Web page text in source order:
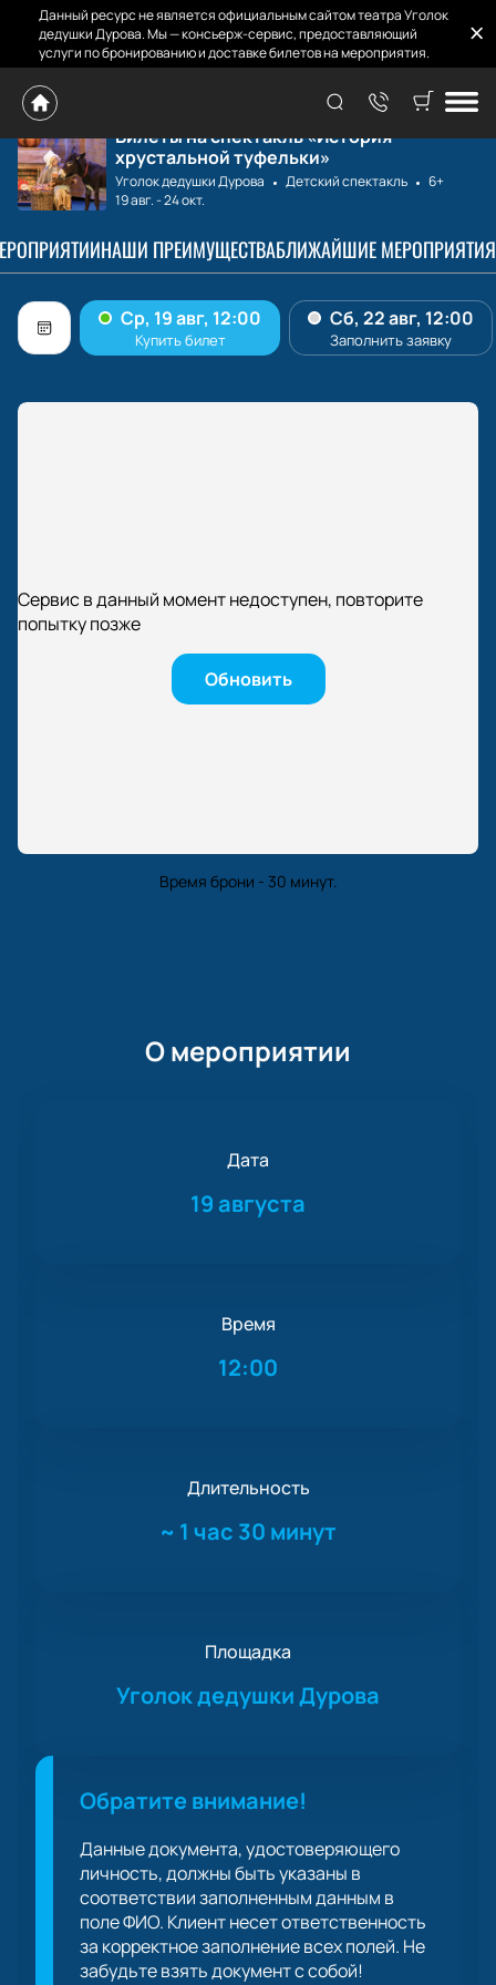
Данный ресурс не является официальным сайтом театра Уголок
дедушки Дурова. Мы — консьерж-сервис, предоставляющий
услуги по бронированию и доставке билетов на мероприятия.
Главная История хрусталь...
Билеты на спектакль «История
хрустальной туфельки»
Уголок дедушки Дурова Детский спектакль
6+
19 авг.-24 окт.
НАШИ ПРЕИМУЩЕСТВАБЛИЖАЙШИЕ МЕРОПРИЯТИЯ
Сервис в данный момент недоступен, повторите
попытку позже
Обновить
Время брони - 30 минут.
О мероприятии
Дата
19 августа
Время
12:00
Длительность
~ 1 час 30 минут
Площадка
Уголок дедушки Дурова
Обратите внимание!
Данные документа, удостоверяющего
личность, должны быть указаны в
соответствии заполненным данным в
поле ФИО. Клиент несет ответственность
за корректное заполнение всех полей. Не
забудьте взять документ с собой!